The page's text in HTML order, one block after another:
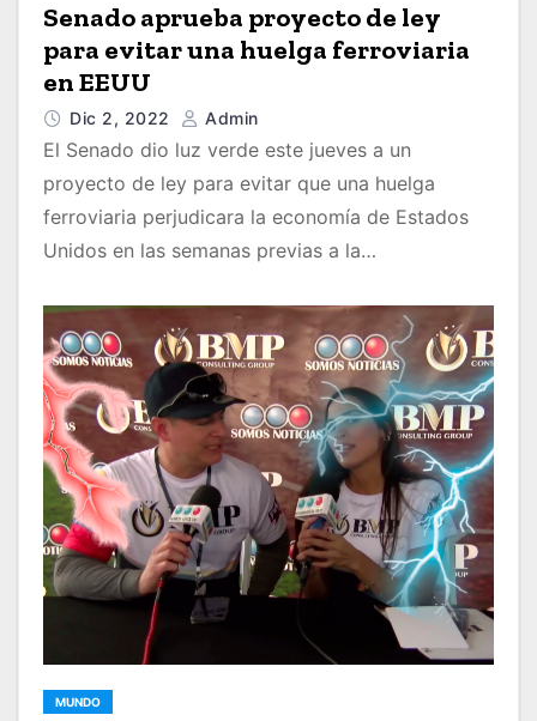
Senado aprueba proyecto de ley
para evitar una huelga ferroviaria
en EEUU
Dic 2, 2022 Admin
El Senado dio luz verde este jueves a un
proyecto de ley para evitar que una huelga
ferroviaria perjudicara la economía de Estados
Unidos en las semanas previas a la…
MUNDO